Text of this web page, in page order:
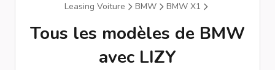
Leasing Voiture BMW BMW X1
Tous les modèles de BMW
avec LIZY